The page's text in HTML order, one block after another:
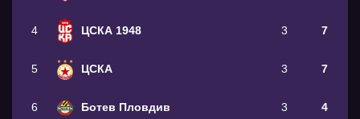
4 ЦСКА 1948 3 7
5 ЦСКА 3 7
6 Ботев Пловдив 3 4